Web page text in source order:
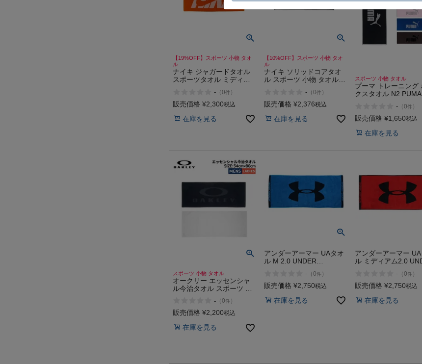
【19%OFF】スポーツ 小物 タオ
ル
ナイキ ジャガードタオル
スポーツタオル ミディア
- （0件 ）
販売価格 ¥2,300税込
在庫を見る
【10%OFF】スポーツ 小物 タオ
ル
ナイキ ソリッドコアタオ
ル スポーツ 小物 タオル
-（0件 ）
販売価格 ¥2,376税込
在庫を見る
スポーツ 小物 タオル
プーマ トレーニング
クスタオル N2 PUMA
- （0件 ）
販売価格 ¥1,650税込
在庫を見る
スポーツ 小物 タオル
オークリー エッセンシャ
ル今治タオル スポーツ タ
００% 日本製 OAKLEY
- （0件 ）
販売価格 ¥2,200税込
在庫を見る
アンダーアーマー UAタオ
ル M 2.0 UNDER
-（0件 ）
販売価格 ¥2,750税込
在庫を見る
アンダーアーマー
ル ミディアム2.0
- （0件 ）
販売価格 ¥2,750税込
在庫を見る